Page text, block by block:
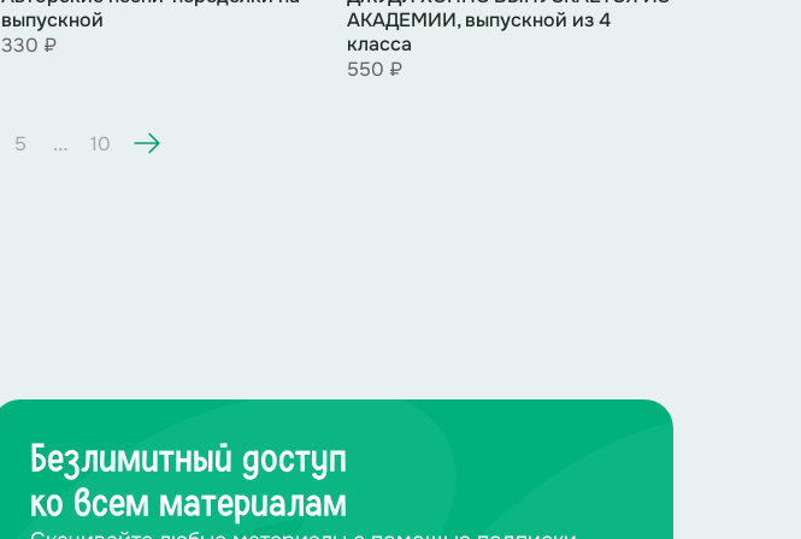
выпускной
330 ₽
АКАДЕМИИ, выпускной из 4
класса
550 ₽
5 … 10
Безлимитный доступ
ко всем материалам